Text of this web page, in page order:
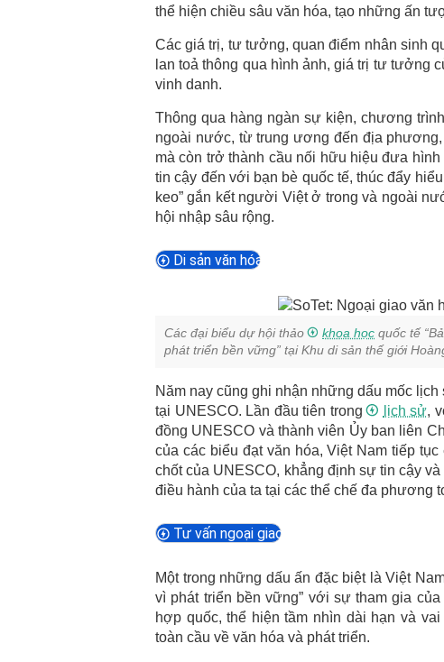
thể hiện chiều sâu văn hóa, tạo những ấn
Các giá trị, tư tưởng, quan điểm nhân sinh
lan toả thông qua hình ảnh, giá trị tư tưởng
vinh danh.
Thông qua hàng ngàn sự kiện, chương
ngoài nước, từ trung ương đến địa
mà còn trở thành cầu nối hữu hiệu đưa
tin cậy đến với bạn bè quốc tế, thúc đẩy
keo” gắn kết người Việt ở trong và ngoài
hội nhập sâu rộng.
Di sản văn hóa
Các đại biểu dự hội thảo khoa học quốc tế
phát triển bền vững” tại Khu di sản thế giới
Năm nay cũng ghi nhận những dấu mốc
tại UNESCO. Lần đầu tiên trong
lịch sử,
đồng UNESCO và thành viên Ủy ban liên
của các biểu đạt văn hóa, Việt Nam tiếp
chốt của UNESCO, khẳng định sự tin cậy
điều hành của ta tại các thể chế đa phương
Tư vấn ngoại giao
Một trong những dấu ấn đặc biệt là Việt
vì phát triển bền vững” với sự tham gia
hợp quốc, thể hiện tầm nhìn dài hạn và
toàn cầu về văn hóa và phát triển.